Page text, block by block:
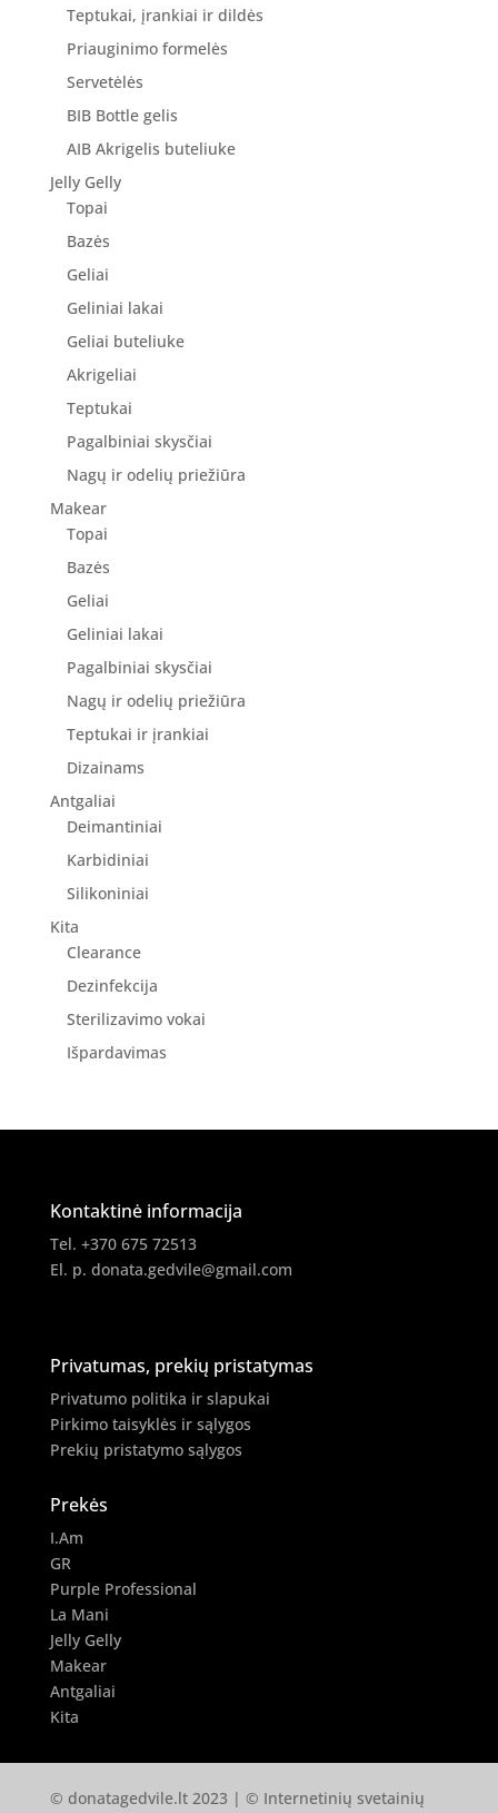
Teptukai, įrankiai ir dildės
Priauginimo formelės
Servetėlės
BIB Bottle gelis
AIB Akrigelis buteliuke
Jelly Gelly
Topai
Bazės
Geliai
Geliniai lakai
Geliai buteliuke
Akrigeliai
Teptukai
Pagalbiniai skysčiai
Nagų ir odelių priežiūra
Makear
Topai
Bazės
Geliai
Geliniai lakai
Pagalbiniai skysčiai
Nagų ir odelių priežiūra
Teptukai ir įrankiai
Dizainams
Antgaliai
Deimantiniai
Karbidiniai
Silikoniniai
Kita
Clearance
Dezinfekcija
Sterilizavimo vokai
Išpardavimas
Kontaktinė informacija
Tel. +370 675 72513
El. p. donata.gedvile@gmail.com
Privatumas, prekių pristatymas
Privatumo politika ir slapukai
Pirkimo taisyklės ir sąlygos
Prekių pristatymo sąlygos
Prekės
I.Am
GR
Purple Professional
La Mani
Jelly Gelly
Makear
Antgaliai
Kita
© donatagedvile.lt 2023 | © Internetinių svetainių